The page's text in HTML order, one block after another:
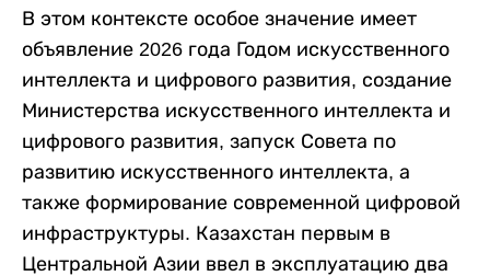
В этом контексте особое значение имеет
объявление 2026 года Годом искусственного
интеллекта и цифрового развития, создание
Министерства искусственного интеллекта и
цифрового развития, запуск Совета по
развитию искусственного интеллекта, а
также формирование современной цифровой
инфраструктуры. Казахстан первым в
Центральной Азии ввел в эксплуатацию два